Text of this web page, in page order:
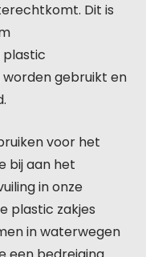
Dit is
plastic
gebruikt en
voor het
bij aan het
in onze
plastic zakjes
in waterwegen